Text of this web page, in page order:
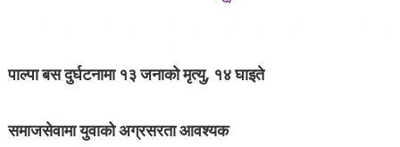
पाल्पा बस दुर्घटनामा १३ जनाको मृत्यु, १४ घाइते
समाजसेवामा युवाको अग्रसरता आवश्यक